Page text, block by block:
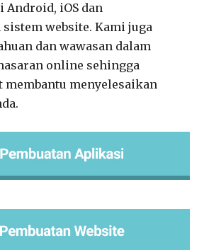
Android, iOS dan
website. Kami juga
dan wawasan dalam
online sehingga
membantu menyelesaikan